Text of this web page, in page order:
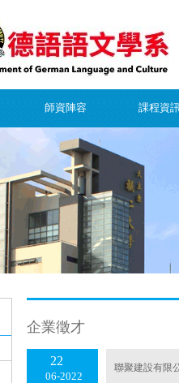
師資陣容 課程資
企業徵才
06 2022
22 聯聚建設有限